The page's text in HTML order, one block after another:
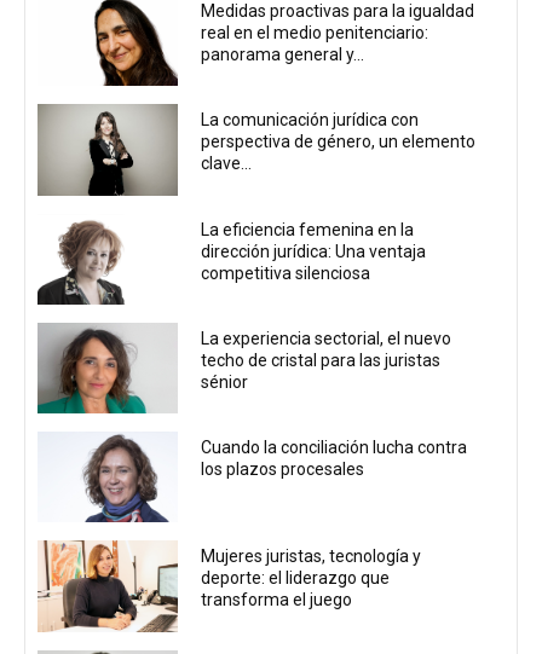
Medidas proactivas para la igualdad
real en el medio penitenciario:
panorama general y...
La comunicación jurídica con
perspectiva de género, un elemento
clave...
La eficiencia femenina en la
dirección jurídica: Una ventaja
competitiva silenciosa
La experiencia sectorial, el nuevo
techo de cristal para las juristas
sénior
Cuando la conciliación lucha contra
los plazos procesales
Mujeres juristas, tecnología y
deporte: el liderazgo que
transforma el juego